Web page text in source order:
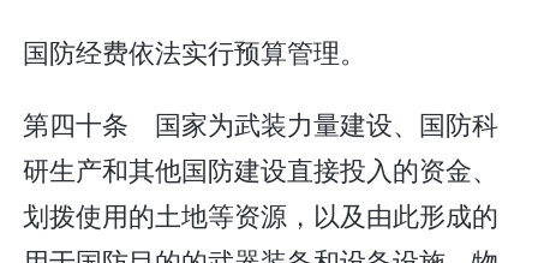
国防经费依法实行预算管理。
第四十条 国家为武装力量建设、国防科
研生产和其他国防建设直接投入的资金、
划拨使用的土地等资源，以及由此形成的